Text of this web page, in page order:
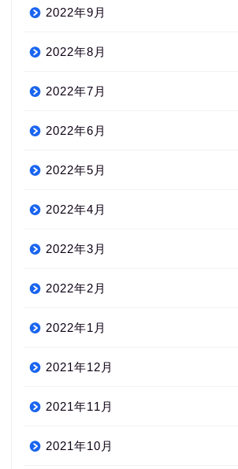
2022年9月
2022年8月
2022年7月
2022年6月
2022年5月
2022年4月
2022年3月
2022年2月
2022年1月
2021年12月
2021年11月
2021年10月